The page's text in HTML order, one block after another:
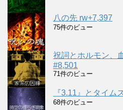
八の先 rw+7,397
75件のビュー
祝詞とホルモン、
#8,501
71件のビュー
『3.11』とタイム
68件のビュー